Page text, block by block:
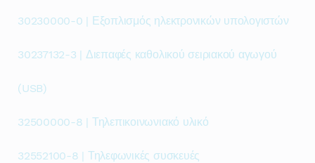
30230000-0 | Εξοπλισμός ηλεκτρονικών υπολογιστών
30237132-3 | Διεπαφές καθολικού σειριακού αγωγού
(USB)
32500000-8 | Τηλεπικοινωνιακό υλικό
32552100-8 | Τηλεφωνικές συσκευές